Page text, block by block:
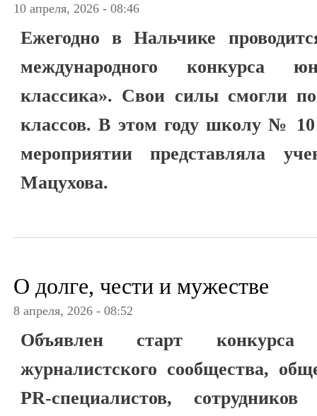
10 апреля, 2026 - 08:46
Ежегодно в Нальчике
международного конкурса
классика». Свои силы смогли
классов. В этом году школу №
мероприятии представляла
Мацухова.
О долге, чести и мужестве
8 апреля, 2026 - 08:52
Объявлен старт конкурса
журналистского сообщества,
PR-специалистов,